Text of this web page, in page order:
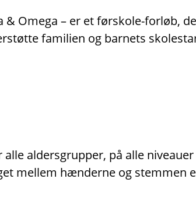
& Omega – er et førskole-forløb,
familien og barnets
aldersgrupper, på alle
mellem hænderne og stemmen